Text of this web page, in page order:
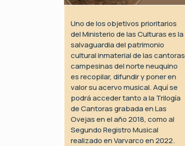
Uno de los objetivos prioritarios
del Ministerio de las Culturas es la
salvaguardia del patrimonio
cultural inmaterial de las cantoras
campesinas del norte neuquino
es recopilar, difundir y poner en
valor su acervo musical. Aquí se
podrá acceder tanto a la Trilogía
de Cantoras grabada en Las
Ovejas en el año 2018, como al
Segundo Registro Musical
realizado en Varvarco en 2022.